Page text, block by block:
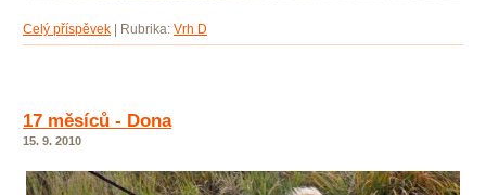
Celý příspěvek Rubrika: Vrh D
17 měsíců - Dona
15. 9. 2010